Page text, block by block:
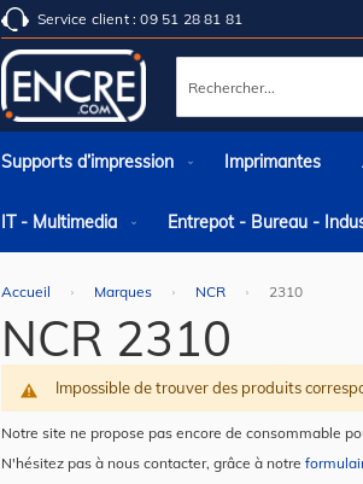
Service client : 09 51 28 81 81
Rechercher
Supports d’impression Imprimantes
IT - Multimedia Entrepot - Bureau -
Accueil Marques NCR 2310
NCR 2310
Impossible de trouver des produits
Notre site ne propose pas encore de consommable
N'hésitez pas à nous contacter, grâce à notre